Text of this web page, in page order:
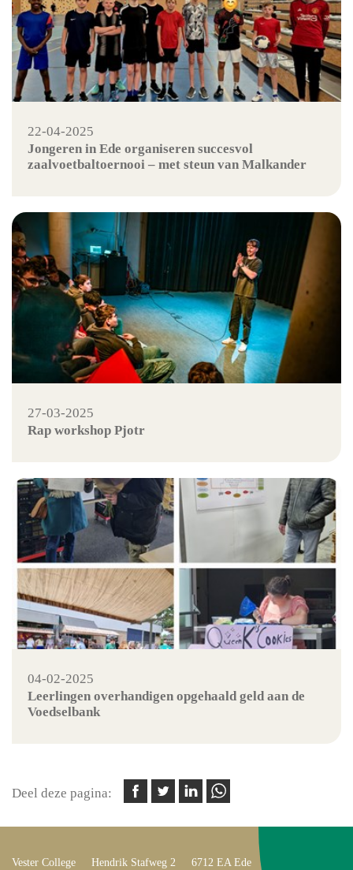
22-04-2025
Jongeren in Ede organiseren succesvol
zaalvoetbaltoernooi – met steun van Malkander
27-03-2025
Rap workshop Pjotr
04-02-2025
Leerlingen overhandigen opgehaald geld aan de
Voedselbank
Deel deze pagina:
Vester College Hendrik Stafweg 2 6712 EA Ede